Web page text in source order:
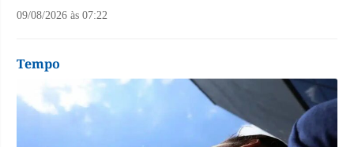
09/08/2026 às 07:22
Tempo